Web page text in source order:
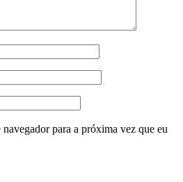
navegador para a próxima vez que eu